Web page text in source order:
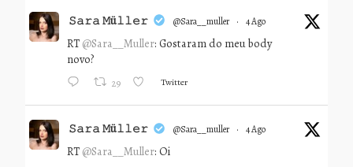
𝚂𝚊𝚛𝚊 𝙼ü𝚕𝚕𝚎𝚛 @sara__muller · 4 Ago
RT @Sara__Muller: Gostaram do meu body
novo?
29 Twitter
𝚂𝚊𝚛𝚊 𝙼ü𝚕𝚕𝚎𝚛 @sara__muller · 4 Ago
RT @Sara__Muller: Oi